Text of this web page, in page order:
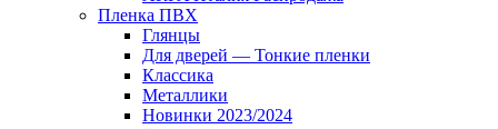
Пленка ПВХ
Глянцы
Для дверей — Тонкие пленки
Классика
Металлики
Новинки 2023/2024